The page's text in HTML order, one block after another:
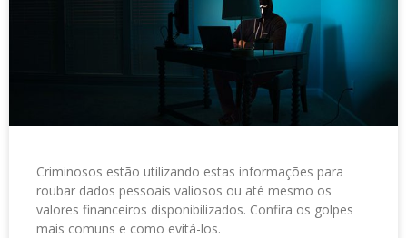
Criminosos estão utilizando estas informações para
roubar dados pessoais valiosos ou até mesmo os
valores financeiros disponibilizados. Confira os golpes
mais comuns e como evitá-los.